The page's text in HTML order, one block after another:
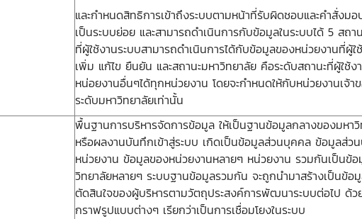
และกำหนดสิทธิการเข้าถึงระบบตามหน้าที่รับผิดชอบและคำสั่ง
เป็นระบบย่อย และสามารถดำเนินการกับข้อมูลในระบบได้ 5 สถา
ที่ผู้ใช้งานระบบสามารถดำเนินการได้กับข้อมูลของหน่วยงานที่ผู้
เพิ่ม แก้ไข ยืนยัน และสถานะมหาวิทยาลัย คือระดับสถานะที่ผู้ใช้ง
หน่อยงานอื่นๆได้ทุกหน่วยงาน โดยจะกำหนดให้กับหน่วยงานเจ้
ระดับมหาวิทยาลัยเท่านั้น
พื้นฐานการบริหารจัดการข้อมูล ให้เป็นฐานข้อมูลกลางของมหา
หรือผลงานบันทึกเข้าสู่ระบบ เกิดเป็นข้อมูลส่วนบุคคล ข้อมูลส่
หน่วยงาน ข้อมูลของหน่วยงานหลายๆ หน่วยงาน รวมกันเป็นข้อ
วิทยาลัยหลายๆ ระบบฐานข้อมูลรวมกัน จะถูกนำมาสร้างเป็นข้อ
ตัดสินใจของผู้บริหารตามวัตถุประสงค์การพัฒนาระบบต่อไป ด้
กราฟรูปแบบต่างๆ เรียกว่าเป็นการเชื่อมโยงในระบบ